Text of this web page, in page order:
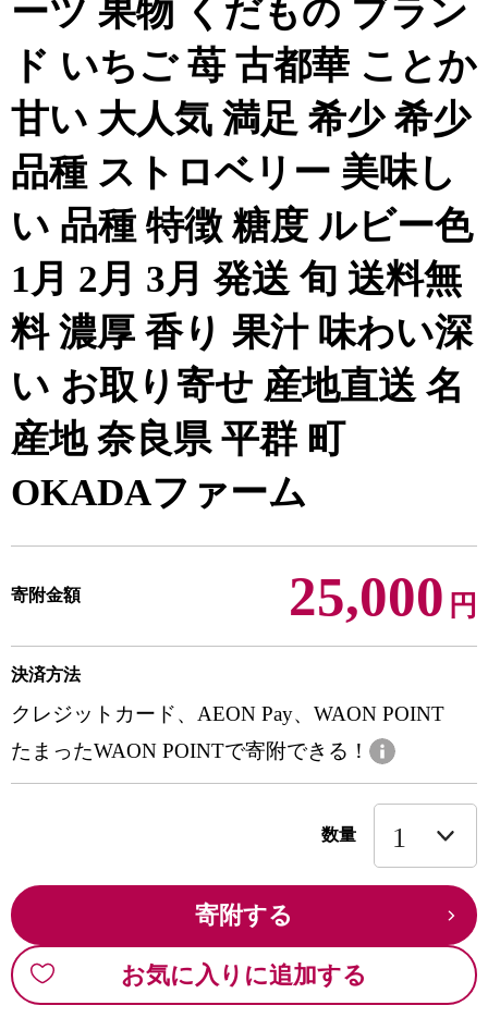
ーツ 果物 くだもの ブラン
ド いちご 苺 古都華 ことか
甘い 大人気 満足 希少 希少
品種 ストロベリー 美味し
い 品種 特徴 糖度 ルビー色
1月 2月 3月 発送 旬 送料無
料 濃厚 香り 果汁 味わい深
い お取り寄せ 産地直送 名
産地 奈良県 平群 町
OKADAファーム
寄附金額 25,000 円
決済方法
クレジットカード、AEON Pay、WAON POINT
たまったWAON POINTで寄附できる！
数量
寄附する
お気に入りに追加する